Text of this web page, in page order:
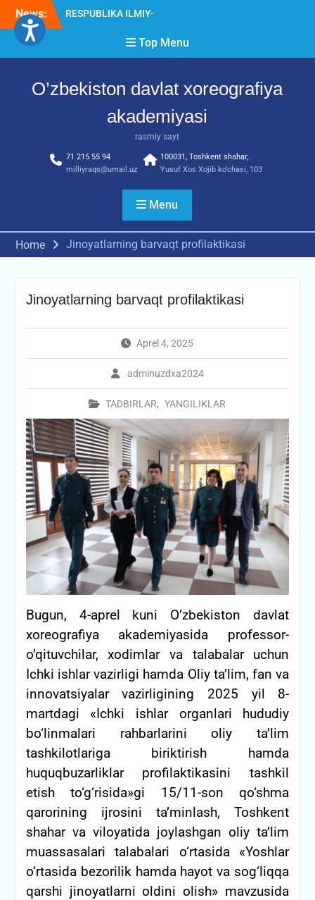
Skip
content
News:
Diqqat e’lon!
2026” tadbiri bo‘lib o‘tdi
Top Menu
O’zbekiston davlat xoreografiya
akademiyasi
rasmiy sayt
71 215 55 94
milliyraqs@umail.uz
100031, Toshkent shahar,
Yusuf Xos Xojib ko‘chasi, 103
Menu
Home Jinoyatlarning barvaqt profilaktikasi
Jinoyatlarning barvaqt profilaktikasi
Aprel 4, 2025
adminuzdxa2024
TADBIRLAR, YANGILIKLAR
Bugun, 4-aprel kuni O’zbekiston davlat
xoreografiya akademiyasida professor-
o’qituvchilar, xodimlar va talabalar uchun
Ichki ishlar vazirligi hamda Oliy ta’lim, fan va
innovatsiyalar vazirligining 2025 yil 8-
martdagi «Ichki ishlar organlari hududiy
bo‘linmalari rahbarlarini oliy ta’lim
tashkilotlariga biriktirish hamda
huquqbuzarliklar profilaktikasini tashkil
etish to‘g‘risida»gi 15/11-son qo‘shma
qarorining ijrosini ta’minlash, Toshkent
shahar va viloyatida joylashgan oliy ta’lim
muassasalari talabalari o‘rtasida «Yoshlar
o‘rtasida bezorilik hamda hayot va sog‘liqqa
qarshi jinoyatlarni oldini olish» mavzusida